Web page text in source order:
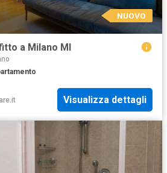
NUOVO
a Milano MI
Visualizza dettagli